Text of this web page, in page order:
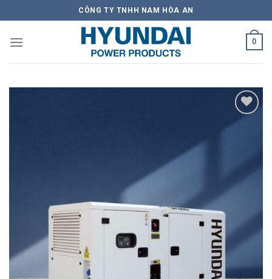
to
content
CÔNG TY TNHH NAM HÒA AN
0
Add to